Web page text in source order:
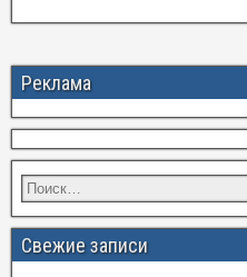
Реклама
Свежие записи